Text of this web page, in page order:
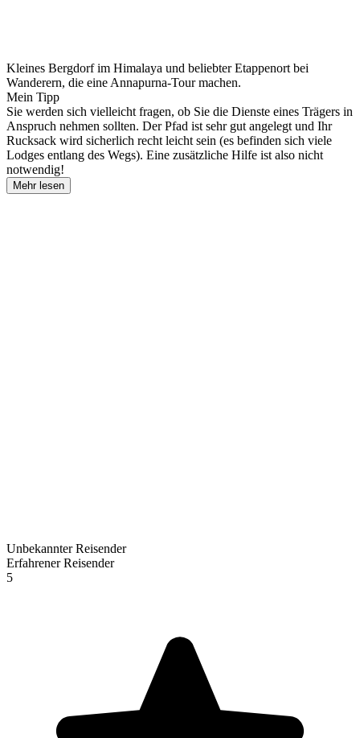
Kleines Bergdorf im Himalaya und beliebter Etappenort bei
Wanderern, die eine Annapurna-Tour machen.
Mein Tipp
Sie werden sich vielleicht fragen, ob Sie die Dienste eines Trägers in
Anspruch nehmen sollten. Der Pfad ist sehr gut angelegt und Ihr
Rucksack wird sicherlich recht leicht sein (es befinden sich viele
Lodges entlang des Wegs). Eine zusätzliche Hilfe ist also nicht
notwendig!
Mehr lesen
Unbekannter Reisender
Erfahrener Reisender
5